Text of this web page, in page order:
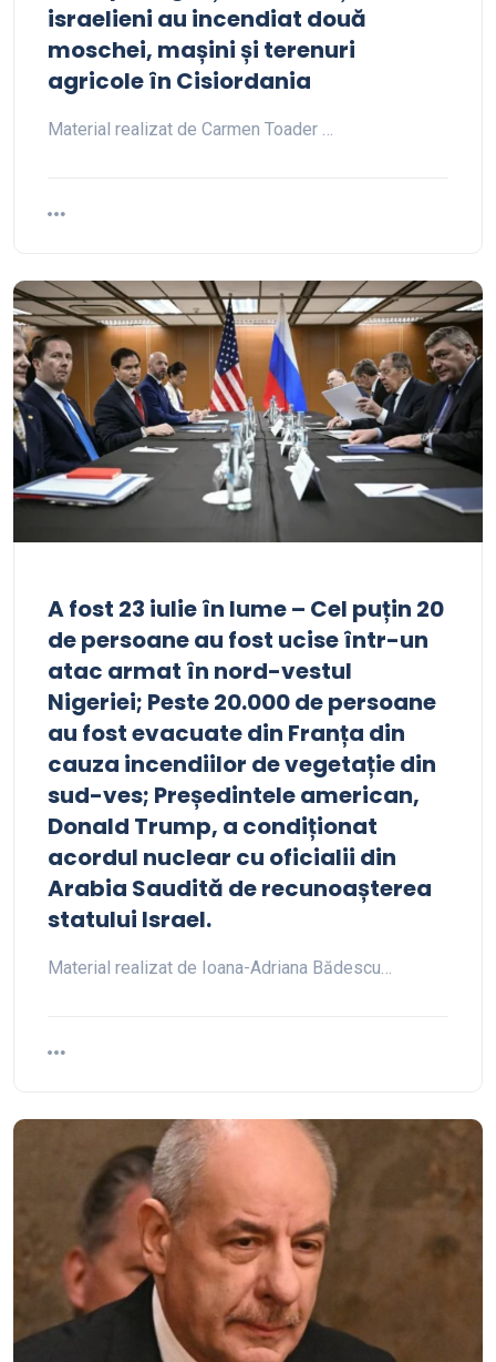
israelieni au incendiat două
moschei, mașini și terenuri
agricole în Cisiordania
Material realizat de Carmen Toader …
A fost 23 iulie în lume – Cel puțin 20
de persoane au fost ucise într-un
atac armat în nord-vestul
Nigeriei; Peste 20.000 de persoane
au fost evacuate din Franța din
cauza incendiilor de vegetație din
sud-ves; Președintele american,
Donald Trump, a condiționat
acordul nuclear cu oficialii din
Arabia Saudită de recunoașterea
statului Israel.
Material realizat de Ioana-Adriana Bădescu…